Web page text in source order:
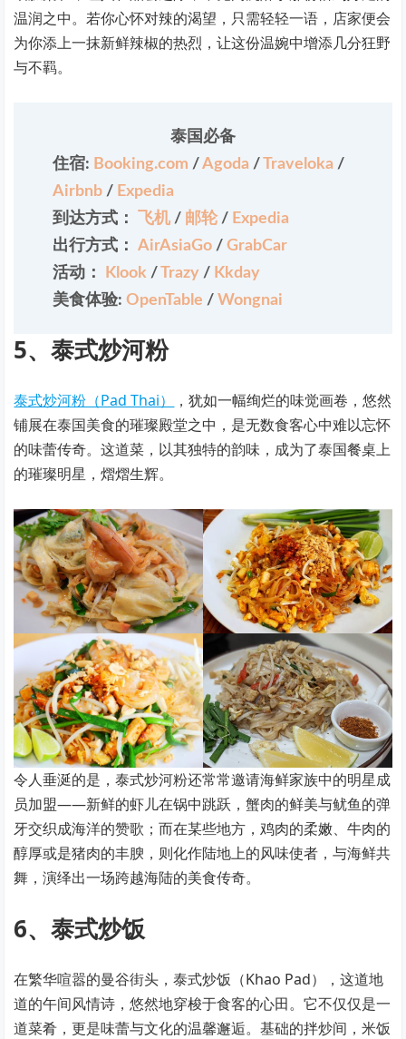
温润之中。若你心怀对辣的渴望，只需轻轻一语，店家便会
为你添上一抹新鲜辣椒的热烈，让这份温婉中增添几分狂野
与不羁。
泰国必备
住宿: Booking.com /Agoda /Traveloka /
Airbnb / Expedia
到达方式：
飞机 / 邮轮 / Expedia
出行方式：AirAsiaGo /GrabCar
活动：
Klook /Trazy / Kkday
美食体验:OpenTable /Wongnai
5、泰式炒河粉
泰式炒河粉（Pad Thai）
，犹如一幅绚烂的味觉画卷，悠然
铺展在泰国美食的璀璨殿堂之中，是无数食客心中难以忘怀
的味蕾传奇。这道菜，以其独特的韵味，成为了泰国餐桌上
的璀璨明星，熠熠生辉。
令人垂涎的是，泰式炒河粉还常常邀请海鲜家族中的明星成
员加盟——新鲜的虾儿在锅中跳跃，蟹肉的鲜美与鱿鱼的弹
牙交织成海洋的赞歌；而在某些地方，鸡肉的柔嫩、牛肉的
醇厚或是猪肉的丰腴，则化作陆地上的风味使者，与海鲜共
舞，演绎出一场跨越海陆的美食传奇。
6、泰式炒饭
在繁华喧嚣的曼谷街头，泰式炒饭（Khao Pad），这道地
道的午间风情诗，悠然地穿梭于食客的心田。它不仅仅是一
道菜肴，更是味蕾与文化的温馨邂逅。基础的拌炒间，米饭